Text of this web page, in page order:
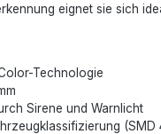
eignet sie sich
Technologie
Sirene und Warnlicht
(SMD